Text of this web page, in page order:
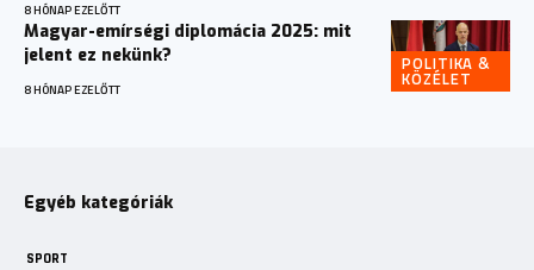
8 HÓNAP EZELŐTT
POLITIKA &
KÖZÉLET
Magyar-emírségi diplomácia 2025: mit
jelent ez nekünk?
8 HÓNAP EZELŐTT
Egyéb kategóriák
SPORT